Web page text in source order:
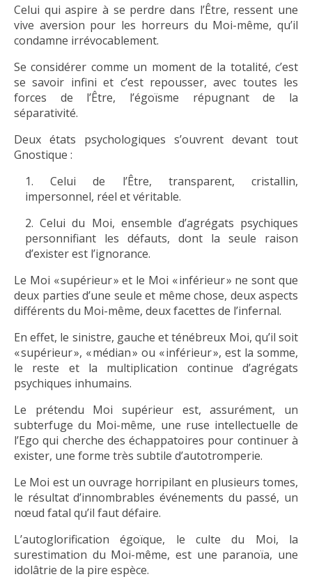
Celui qui aspire à se perdre dans l’Être, ressent une
vive aversion pour les horreurs du Moi-même, qu’il
condamne irrévocablement.
Se considérer comme un moment de la totalité, c’est
se savoir infini et c’est repousser, avec toutes les
forces de l’Être, l’égoïsme répugnant de la
séparativité.
Deux états psychologiques s’ouvrent devant tout
Gnostique :
Celui de l’Être, transparent, cristallin,
impersonnel, réel et véritable.
Celui du Moi, ensemble d’agrégats psychiques
personnifiant les défauts, dont la seule raison
d’exister est l’ignorance.
Le Moi « supérieur » et le Moi « inférieur » ne sont que
deux parties d’une seule et même chose, deux aspects
différents du Moi-même, deux facettes de l’infernal.
En effet, le sinistre, gauche et ténébreux Moi, qu’il soit
« supérieur », « médian » ou « inférieur », est la somme,
le reste et la multiplication continue d’agrégats
psychiques inhumains.
Le prétendu Moi supérieur est, assurément, un
subterfuge du Moi-même, une ruse intellectuelle de
l’Ego qui cherche des échappatoires pour continuer à
exister, une forme très subtile d’autotromperie.
Le Moi est un ouvrage horripilant en plusieurs tomes,
le résultat d’innombrables événements du passé, un
nœud fatal qu’il faut défaire.
L’autoglorification égoïque, le culte du Moi, la
surestimation du Moi-même, est une paranoïa, une
idolâtrie de la pire espèce.